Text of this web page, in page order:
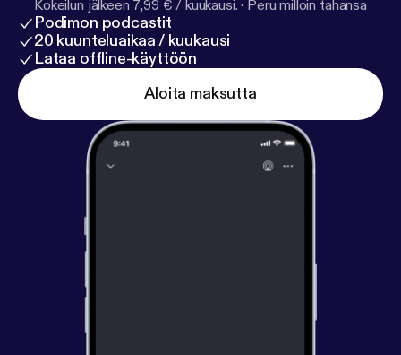
at parliamentalpodcast@gmail.com
[parliamentalpodcast@gmail.com]
Kokeilun jälkeen 7,99 € / kuukausi. · Peru milloin tahansa
Podimon podcastit
20 kuunteluaikaa / kuukausi
Lataa offline-käyttöön
Aloita maksutta